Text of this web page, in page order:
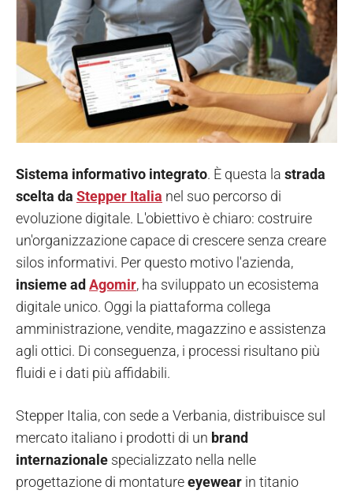
Sistema informativo integrato. È questa la strada
scelta da Stepper Italia nel suo percorso di
evoluzione digitale. L'obiettivo è chiaro: costruire
un'organizzazione capace di crescere senza creare
silos informativi. Per questo motivo l'azienda,
insieme adAgomir, ha sviluppato un ecosistema
digitale unico. Oggi la piattaforma collega
amministrazione, vendite, magazzino e assistenza
agli ottici. Di conseguenza, i processi risultano più
fluidi e i dati più affidabili.
Stepper Italia, con sede a Verbania, distribuisce sul
mercato italiano i prodotti di un brand
internazionale specializzato nella nelle
progettazione di montatureeyewear in titanio